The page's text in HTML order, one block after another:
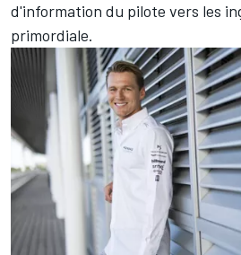
d'information du pilote vers les
primordiale.